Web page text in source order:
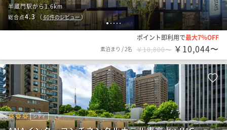
123 4 5
半蔵門駅から1.6km
総合点4.3（60件のレビュー）
ポイント即利用で最大7％OFF
素泊まり /2名 ￥10,800〜 ￥10,044〜
シティ